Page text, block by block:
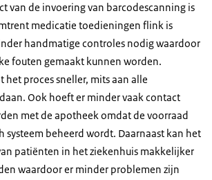
van de invoering van barcodescanning is
medicatie toedieningen flink is
handmatige controles nodig waardoor
fouten gemaakt kunnen worden.
het proces sneller, mits aan alle
Ook hoeft er minder vaak contact
met de apotheek omdat de voorraad
systeem beheerd wordt. Daarnaast kan het
patiënten in het ziekenhuis makkelijker
waardoor er minder problemen zijn